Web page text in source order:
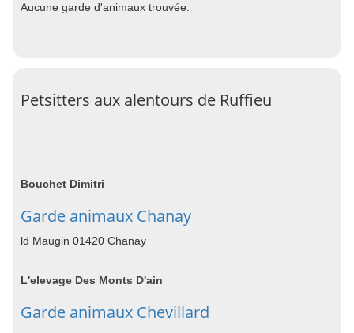
Aucune garde d'animaux trouvée.
Petsitters aux alentours de Ruffieu
Bouchet Dimitri
Garde animaux Chanay
ld Maugin 01420 Chanay
L'elevage Des Monts D'ain
Garde animaux Chevillard